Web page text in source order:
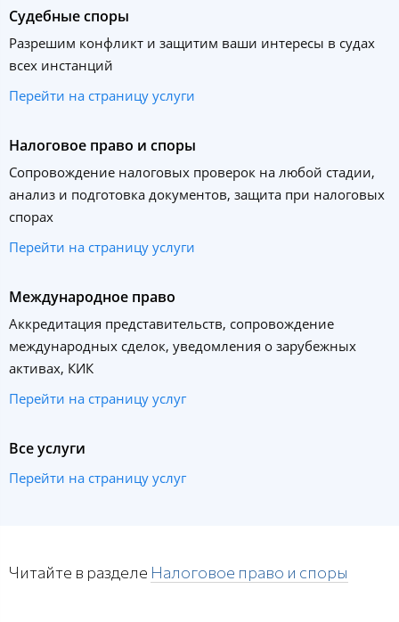
Судебные споры
Разрешим конфликт и защитим ваши интересы в судах
всех инстанций
Перейти на страницу услуги
Налоговое право и споры
Сопровождение налоговых проверок на любой стадии,
анализ и подготовка документов, защита при налоговых
спорах
Перейти на страницу услуги
Международное право
Аккредитация представительств, сопровождение
международных сделок, уведомления о зарубежных
активах, КИК
Перейти на страницу услуг
Все услуги
Перейти на страницу услуг
Читайте в разделе Налоговое право и споры